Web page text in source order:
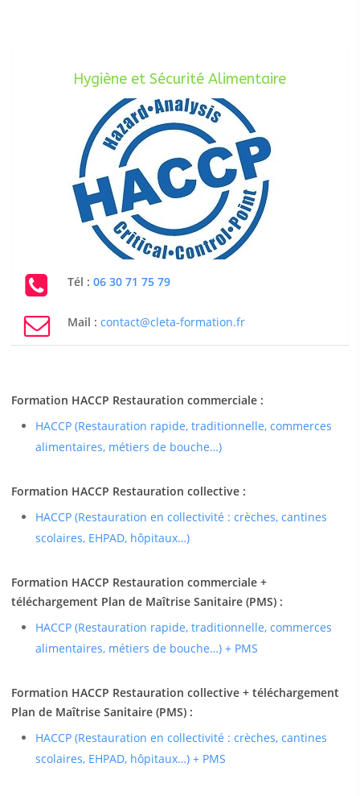
Hygiène et Sécurité Alimentaire
Tél : 06 30 71 75 79
Mail : contact@cleta-formation.fr
Formation HACCP Restauration commerciale :
HACCP (Restauration rapide, traditionnelle, commerces
alimentaires, métiers de bouche…)
Formation HACCP Restauration collective :
HACCP (Restauration en collectivité : crèches, cantines
scolaires, EHPAD, hôpitaux…)
Formation HACCP Restauration commerciale +
téléchargement Plan de Maîtrise Sanitaire (PMS) :
HACCP (Restauration rapide, traditionnelle, commerces
alimentaires, métiers de bouche…) + PMS
Formation HACCP Restauration collective + téléchargement
Plan de Maîtrise Sanitaire (PMS) :
HACCP (Restauration en collectivité : crèches, cantines
scolaires, EHPAD, hôpitaux…) + PMS